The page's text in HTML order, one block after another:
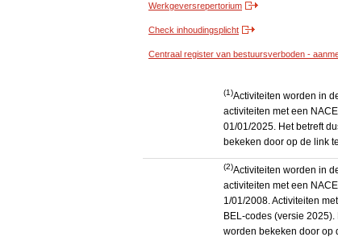
Werkgeversrepertorium
Check inhoudingsplicht
Centraal register van bestuursverboden -
(1)Activiteiten worden in
activiteiten met een
01/01/2025. Het betreft
bekeken door op de link
(2)Activiteiten worden in
activiteiten met een
1/01/2008. Activiteiten
BEL-codes (versie
worden bekeken door op